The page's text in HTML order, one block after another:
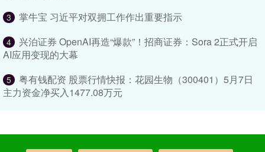
3 掌牛宝 习近平对双拥工作作出重要指示
4
兴泊证券 OpenAI再造“爆款”！招商证券：Sora 2正式开启
AI应用变现的大幕
5
粤有钱配资 股票行情快报：花园生物（300401）5月7日
主力资金净买入1477.08万元